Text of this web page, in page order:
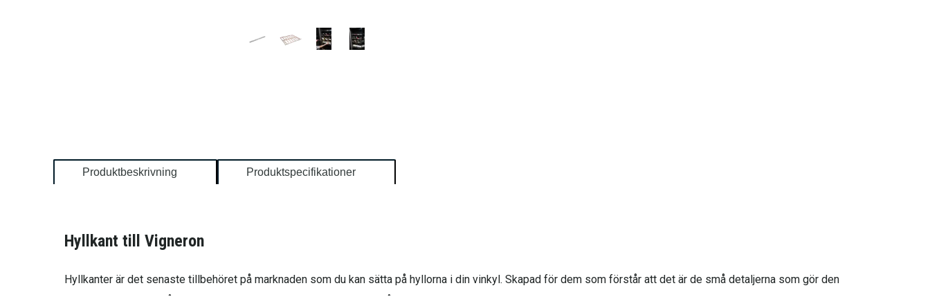
Produktbeskrivning Produktspecifikationer
Hyllkant till Vigneron
Hyllkanter är det senaste tillbehöret på marknaden som du kan sätta på hyllorna i din vinkyl. Skapad för dem som förstår att det är de små detaljerna som gör den